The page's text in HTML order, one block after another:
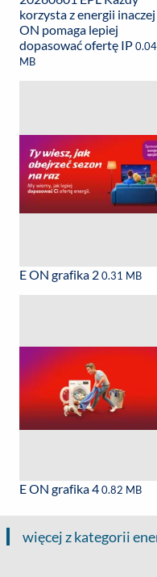
korzysta z energii inaczej
ON pomaga lepiej
dopasować ofertę IP0.04
MB
E ON grafika 20.31 MB
E ON grafika 40.82 MB
więcej z kategorii